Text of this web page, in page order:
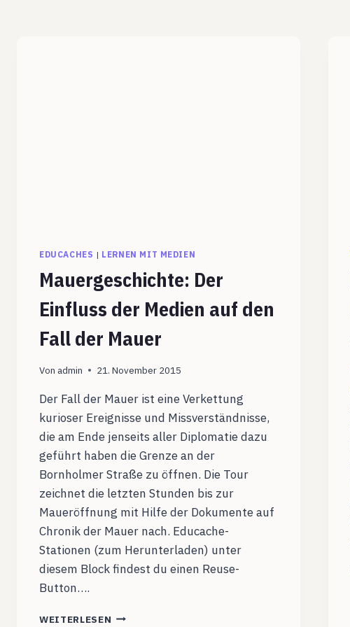
EDUCACHES | LERNEN MIT MEDIEN
Mauergeschichte: Der
Einfluss der Medien auf den
Fall der Mauer
Von admin 21. November 2015
Der Fall der Mauer ist eine Verkettung
kurioser Ereignisse und Missverständnisse,
die am Ende jenseits aller Diplomatie dazu
geführt haben die Grenze an der
Bornholmer Straße zu öffnen. Die Tour
zeichnet die letzten Stunden bis zur
Maueröffnung mit Hilfe der Dokumente auf
Chronik der Mauer nach. Educache-
Stationen (zum Herunterladen) unter
diesem Block findest du einen Reuse-
Button….
WEITERLESEN MAUERGESCHICHTE: